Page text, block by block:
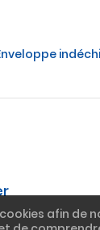
afin de